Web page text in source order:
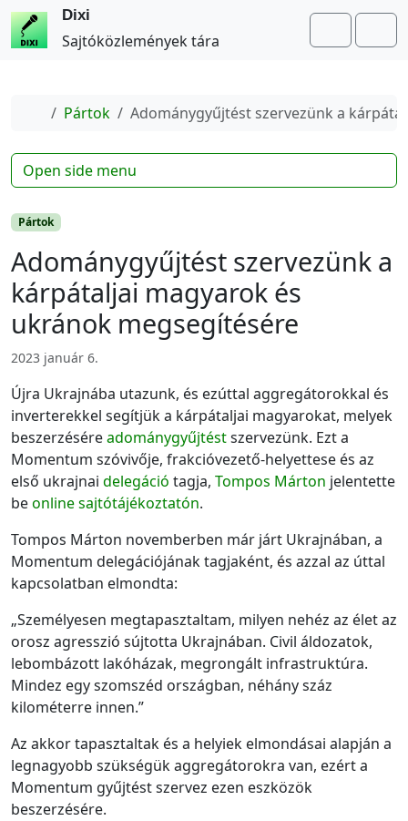
Dixi
Sajtóközlemények tára
Home
Pártok Adománygyűjtést szervezünk a
Pártok
Adománygyűjtést szervezünk a
kárpátaljai magyarok és
ukránok megsegítésére
2023 január 6.
Újra Ukrajnába utazunk, és ezúttal aggregátorokkal és
inverterekkel segítjük a kárpátaljai magyarokat, melyek
beszerzéséreadománygyűjtéstszervezünk. Ezt a
Momentum szóvivője, frakcióvezető-helyettese és az
első ukrajnai delegáció tagja, Tompos Márton jelentette
beonline sajtótájékoztatón.
Tompos Márton novemberben már járt Ukrajnában, a
Momentum delegációjának tagjaként, és azzal az úttal
kapcsolatban elmondta:
„Személyesen megtapasztaltam, milyen nehéz az élet az
orosz agresszió sújtotta Ukrajnában. Civil áldozatok,
lebombázott lakóházak, megrongált infrastruktúra.
Mindez egy szomszéd országban, néhány száz
kilométerre innen.”
Az akkor tapasztaltak és a helyiek elmondásai alapján a
legnagyobb szükségük aggregátorokra van, ezért a
Momentum gyűjtést szervez ezen eszközök
beszerzésére.
Open side menu